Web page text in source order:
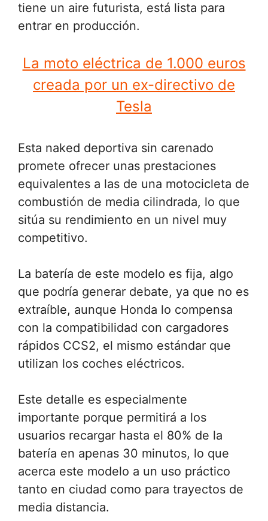
tiene un aire futurista, está lista para
entrar en producción.
La moto eléctrica de 1.000 euros
creada por un ex-directivo de
Tesla
Esta naked deportiva sin carenado
promete ofrecer unas prestaciones
equivalentes a las de una motocicleta de
combustión de media cilindrada, lo que
sitúa su rendimiento en un nivel muy
competitivo.
La batería de este modelo es fija, algo
que podría generar debate, ya que no es
extraíble, aunque Honda lo compensa
con la compatibilidad con cargadores
rápidos CCS2, el mismo estándar que
utilizan los coches eléctricos.
Este detalle es especialmente
importante porque permitirá a los
usuarios recargar hasta el 80% de la
batería en apenas 30 minutos, lo que
acerca este modelo a un uso práctico
tanto en ciudad como para trayectos de
media distancia.